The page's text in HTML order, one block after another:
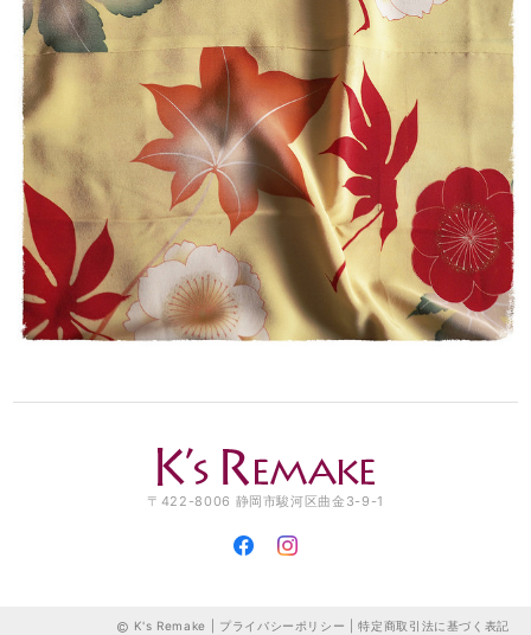
2020/04/26
留守家庭で働く友人に贈りました。現在マスクは高騰の中、手作りでお
揃いのケースまでつけての販売は、この価格で購入出来る事を感謝して
おります。 とても可愛い色でマスクを付けて子ども達の前で元気になっ
て欲しいです。 製作者の方へ 可愛い作品をありがとうございました。
ご自身もご自愛下さいませ。
この度はご購入ありがとうございました！ レビューも大変
励みになります。 保管していた生地がマスクに変身すると
きが来るとは、思ってもみませんでした。でも、つくった
ものがどなたかの役に立ち、少しでも気持ちを明るくして
いただけるのなら、こんなうれしいことはありません。 お
友達を気遣うそのお気持ちも素敵です。 これからも心身と
もに健やかに過ごせるよう、自分にできることを工夫しな
がらやっていこうと思います。 お互い、元気でいましょう
ね。 お友達にもよろしくお伝えください。 K's 店主
2020/04/18
迅速な対応で、包装も素敵でした。最近のマスク不足で、手作りのマス
い着物の裏地で、綿100％、ノーズワイヤー入りで着け心地がとっても
いいですよ。白や浴衣柄も購入させてもらいました。これで、乗りきれ
この度は複数点のご購入、ありがとうございました。眠っ
〒422-8006 静岡市駿河区曲金3-9-1
K's Remake | プライバシーポリシー |特定商取引法に基づく表記